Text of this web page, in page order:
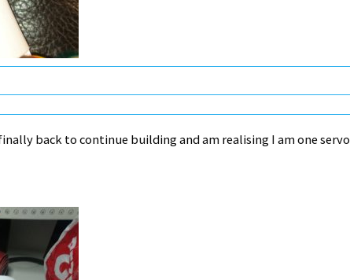
back to continue building and am realising I am one servo